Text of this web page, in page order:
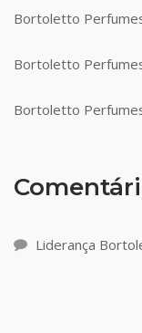
Bortoletto
Bortoletto
Bortoletto
Liderança